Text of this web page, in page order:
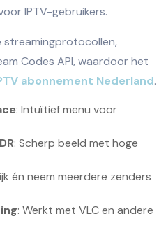
IPTV-gebruikers.
Codes API, waardoor het
abonnement Nederland.
: Intuïtief menu voor
: Scherp beeld met hoge
én neem meerdere zenders
: Werkt met VLC en andere